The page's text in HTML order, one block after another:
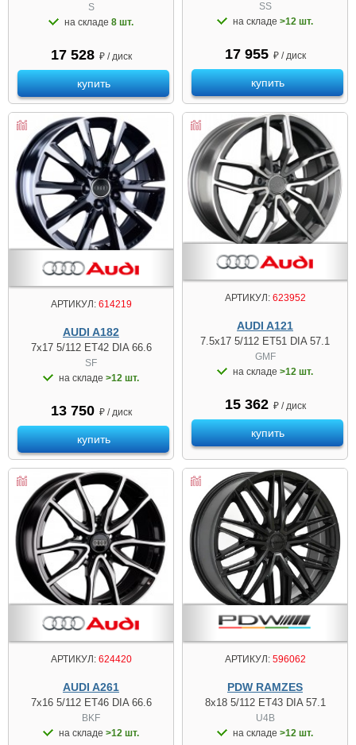
S
на складе 8 шт.
17 528 ₽ / диск
купить
SS
на складе >12 шт.
17 955 ₽ / диск
купить
АРТИКУЛ:614219
AUDI A182
7x17 5/112 ET42 DIA 66.6
SF
на складе >12 шт.
13 750 ₽ / диск
купить
АРТИКУЛ:623952
AUDI A121
7.5x17 5/112 ET51 DIA 57.1
GMF
на складе >12 шт.
15 362 ₽ / диск
купить
АРТИКУЛ:624420
AUDI A261
7x16 5/112 ET46 DIA 66.6
BKF
на складе >12 шт.
АРТИКУЛ:596062
PDW RAMZES
8x18 5/112 ET43 DIA 57.1
U4B
на складе >12 шт.